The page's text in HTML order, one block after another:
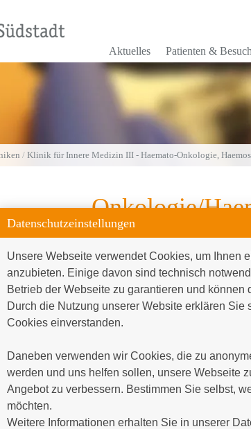
Aktuelles Patienten &
/ Klinik für Innere Medizin III - Haemato-Onkologie,
Onkologie/
Die Klinik für Hämatologie,
Hämostaseologie und
übernimmt als
Tumorzentrum Rostock e.V.
von Patienten mit
der Region und
behandeln das gesamte
Datenschutzeinstellungen
Unsere Webseite verwendet Cookies, um Ihnen
anzubieten. Einige davon sind technisch
Betrieb der Webseite zu garantieren und können
Durch die Nutzung unserer Website erklären Sie
Cookies einverstanden.
Daneben verwenden wir Cookies, die zu
werden und uns helfen sollen, unsere Webseite
Angebot zu verbessern. Bestimmen Sie selbst,
möchten.
Weitere Informationen erhalten Sie in unserer